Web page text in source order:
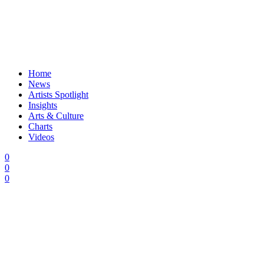
Home
News
Artists Spotlight
Insights
Arts & Culture
Charts
Videos
0
0
0